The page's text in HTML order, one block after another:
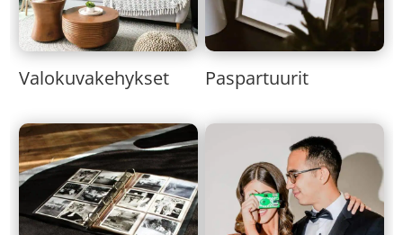
Valokuvakehykset Paspartuurit